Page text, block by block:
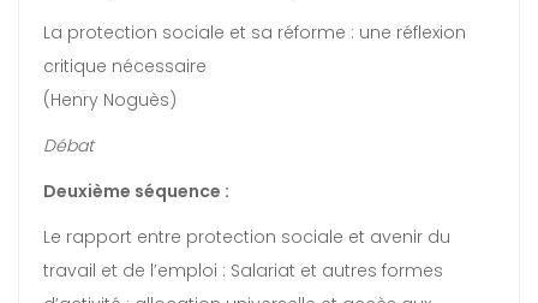
La protection sociale et sa réforme : une réflexion
critique nécessaire
(Henry Noguès)
Débat
Deuxième séquence :
Le rapport entre protection sociale et avenir du
travail et de l’emploi : Salariat et autres formes